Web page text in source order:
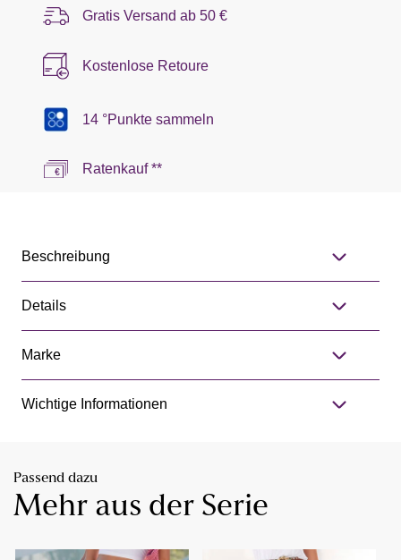
Gratis Versand ab 50 €
Kostenlose Retoure
14 °Punkte sammeln
Ratenkauf **
Beschreibung
Details
Marke
Wichtige Informationen
Passend dazu
Mehr aus der Serie